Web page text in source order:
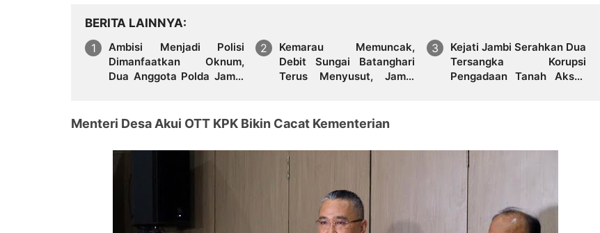
BERITA LAINNYA
Ambisi Menjadi Polisi
Dimanfaatkan Oknum,
Dua Anggota Polda Jambi
Kemarau Memuncak,
Debit Sungai Batanghari
Terus Menyusut, Jambi
Kejati Jambi Serahkan Dua
Tersangka Korupsi
Pengadaan Tanah Akses
Menteri Desa Akui OTT KPK Bikin Cacat Kementerian